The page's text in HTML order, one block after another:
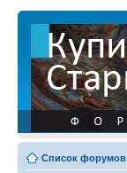
Список форумов